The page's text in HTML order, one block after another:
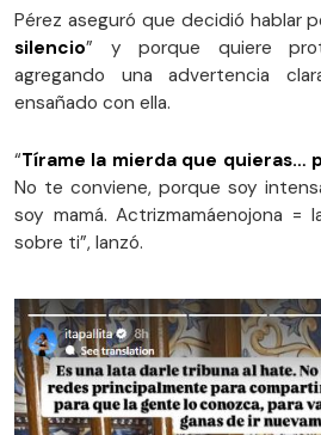
Pérez aseguró que decidió hablar
silencio” y porque quiere
agregando una advertencia
ensañado con ella.
“Tírame la mierda que quieras…
No te conviene, porque soy
soy mamá. Actrizmamáenojona =
sobre ti”, lanzó.